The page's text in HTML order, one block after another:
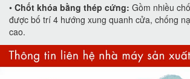
• Chốt khóa bằng thép cứng: Gồm nhiều
được bố trí 4 hướng xung quanh cửa, chống
cao.